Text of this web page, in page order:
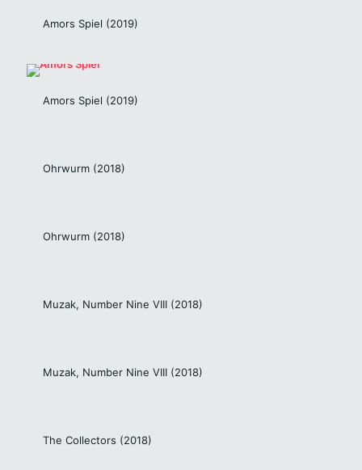
Amors Spiel (2019)
Amors Spiel (2019)
Ohrwurm (2018)
Ohrwurm (2018)
Muzak, Number Nine VIII (2018)
Muzak, Number Nine VIII (2018)
The Collectors (2018)